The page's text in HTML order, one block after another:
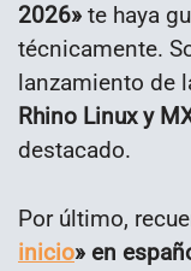
2026» te haya
técnicamente.
lanzamiento de
Rhino Linux y
destacado.
Por último,
inicio» en